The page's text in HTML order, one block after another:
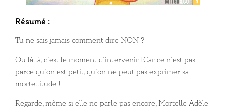
Résumé :
Tu ne sais jamais comment dire NON ?
Ou là là, c’est le moment d’intervenir !Car ce n’est pas
parce qu’on est petit, qu’on ne peut pas exprimer sa
mortellitude !
Regarde, même si elle ne parle pas encore, Mortelle Adèle